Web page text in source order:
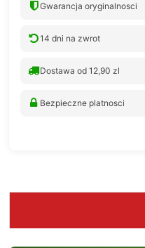
Gwarancja oryginalnosci
14 dni na zwrot
Dostawa od 12,90 zl
Bezpieczne platnosci